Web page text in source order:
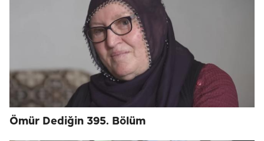
Ömür Dediğin 395. Bölüm